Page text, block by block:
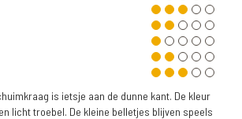
is ietsje aan de dunne kant. De kleur
licht troebel. De kleine belletjes blijven speels